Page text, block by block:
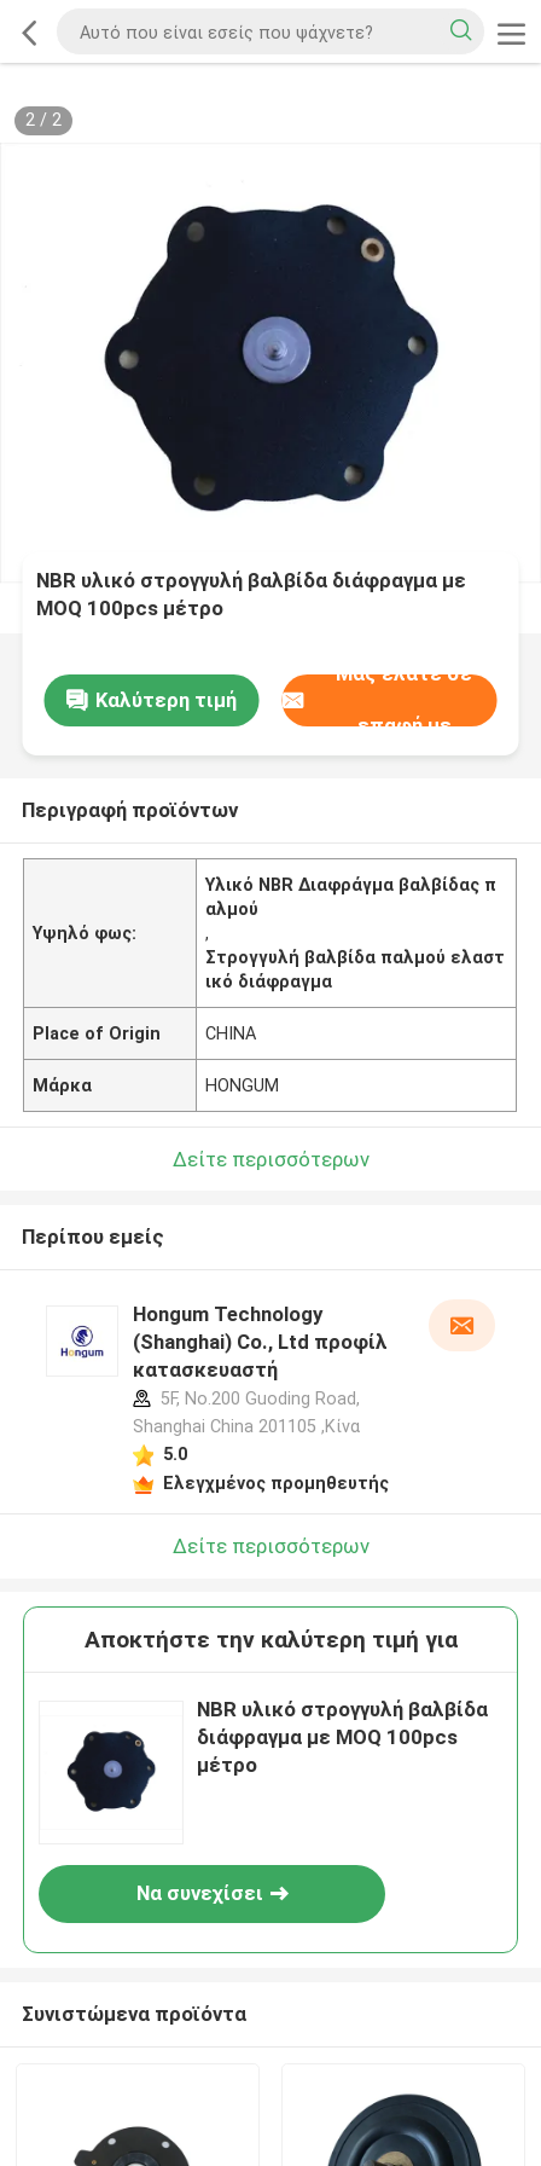
2/ 2
NBR υλικό στρογγυλή βαλβίδα διάφραγμα με
MOQ 100pcs μέτρο
Καλύτερη τιμή
Μας ελάτε σε
επαφή με
Περιγραφή προϊόντων
Υψηλό φως:
Υλικό NBR Διαφράγμα βαλβίδας π
αλμού
,
Στρογγυλή βαλβίδα παλμού ελαστ
ικό διάφραγμα
Place of Origin CHINA
Μάρκα HONGUM
Δείτε περισσότερων
Περίπου εμείς
Hongum Technology
(Shanghai) Co., Ltd προφίλ
κατασκευαστή
5F, No.200 Guoding Road,
Shanghai China 201105 ,Κίνα
5.0
Ελεγχμένος προμηθευτής
Δείτε περισσότερων
Αποκτήστε την καλύτερη τιμή για
NBR υλικό στρογγυλή βαλβίδα
διάφραγμα με MOQ 100pcs
μέτρο
Να συνεχίσει
Συνιστώμενα προϊόντα